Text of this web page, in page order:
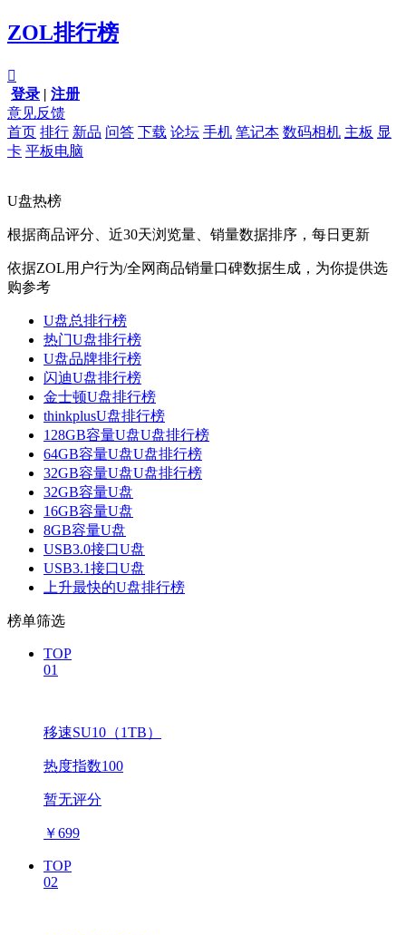
ZOL排行榜

登录 | 注册
意见反馈
首页 排行 新品 问答 下载 论坛 手机 笔记本 数码相机 主板 显
卡 平板电脑
U盘热榜
根据商品评分、近30天浏览量、销量数据排序，每日更新
依据ZOL用户行为/全网商品销量口碑数据生成，为你提供选
购参考
U盘总排行榜
热门U盘排行榜
U盘品牌排行榜
闪迪U盘排行榜
金士顿U盘排行榜
thinkplusU盘排行榜
128GB容量U盘U盘排行榜
64GB容量U盘U盘排行榜
32GB容量U盘U盘排行榜
32GB容量U盘
16GB容量U盘
8GB容量U盘
USB3.0接口U盘
USB3.1接口U盘
上升最快的U盘排行榜
榜单筛选
TOP
01
移速SU10（1TB）
热度指数100
暂无评分
￥699
TOP
02